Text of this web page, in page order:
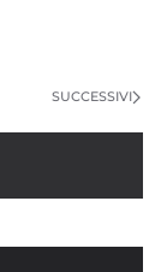
SUCCESSIVI